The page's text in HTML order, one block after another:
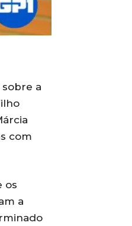
sobre a
com
os
a